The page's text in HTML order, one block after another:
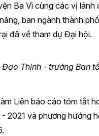
Ba Vì cùng các vị lãnh
ban ngành thành
đã về tham dự Đại hội.
Thịnh - trưởng Ban
Liên báo cáo tóm tắt
2021 và phương hướng